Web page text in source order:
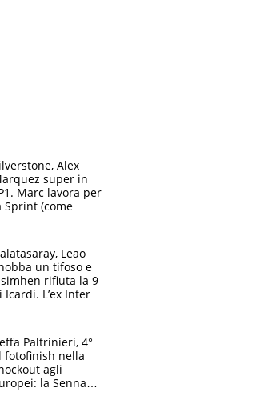
Alex
super in
Marc lavora per
Sprint (come
Leao
un tifoso e
rifiuta la 9
Icardi. L’ex Inter
Paltrinieri, 4°
fotofinish nella
agli
la Senna